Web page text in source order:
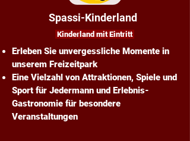
Spassi-Kinderland
Kinderland mit Eintritt
Erleben Sie unvergessliche Momente in
unserem Freizeitpark
Eine Vielzahl von Attraktionen, Spiele und
Sport für Jedermann und Erlebnis-
Gastronomie für besondere
Veranstaltungen